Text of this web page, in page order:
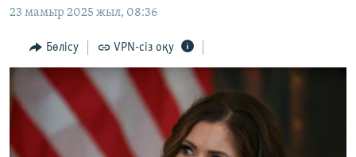
main
Navigation
to
АДАМ ҚҰҚЫҚТАРЫ
ӘЛЕУМЕТ
ӘЛЕМ
АРНАЙЫ ЖОБАЛАР
Русский
23 мамыр 2025 жыл, 08:36
Бөлісу VPN-сіз оқу